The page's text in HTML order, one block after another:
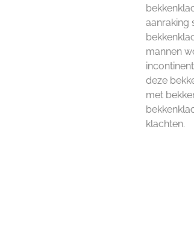
aanraking
mannen
deze
met
klachten.